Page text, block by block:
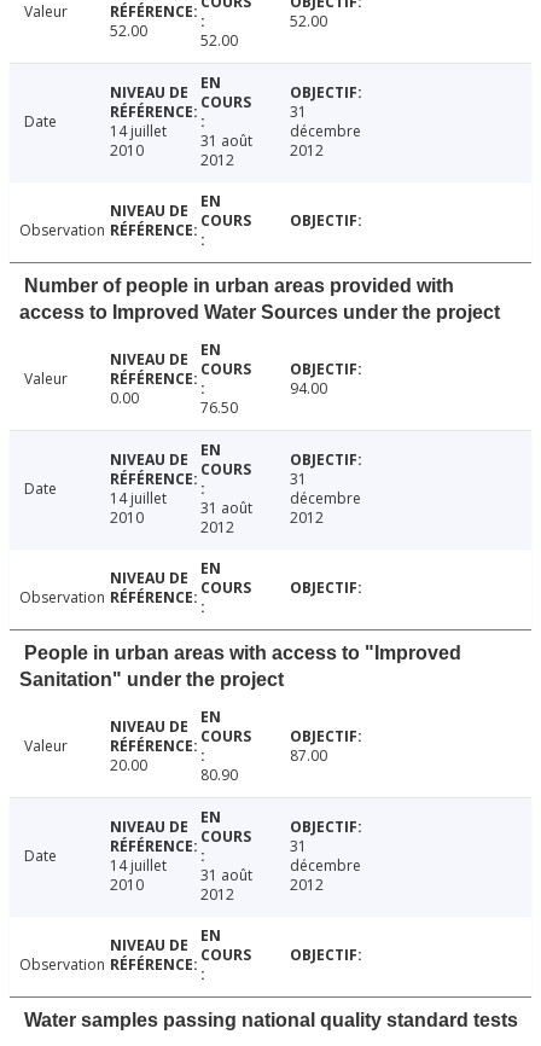
Valeur
52.00
52.00
52.00
Date
14 juillet
2010
31 août
2012
31
décembre
2012
Observation
Number of people in urban areas provided with
access to Improved Water Sources under the project
Valeur
0.00
76.50
94.00
Date
14 juillet
2010
31 août
2012
31
décembre
2012
Observation
People in urban areas with access to "Improved
Sanitation" under the project
Valeur
20.00
80.90
87.00
Date
14 juillet
2010
31 août
2012
31
décembre
2012
Observation
Water samples passing national quality standard tests